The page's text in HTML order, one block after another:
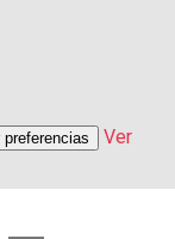
preferencias
Ver